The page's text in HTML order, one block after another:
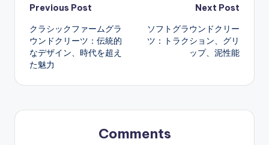
Post
navigation
Previous Post
クラシックファームグラ
ウンドクリーツ：伝統的
なデザイン、時代を超え
た魅力
Next Post
ソフトグラウンドクリー
ツ：トラクション、グリ
ップ、泥性能
Comments